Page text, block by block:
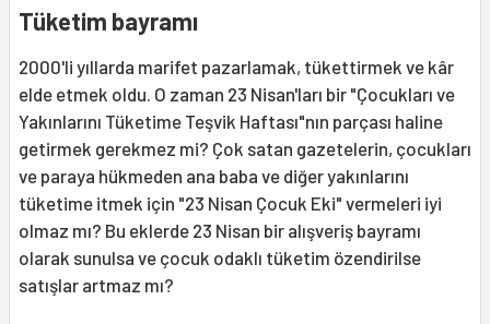
Tüketim bayramı
2000'li yıllarda marifet pazarlamak, tükettirmek ve kâr
elde etmek oldu. O zaman 23 Nisan'ları bir "Çocukları ve
Yakınlarını Tüketime Teşvik Haftası"nın parçası haline
getirmek gerekmez mi? Çok satan gazetelerin, çocukları
ve paraya hükmeden ana baba ve diğer yakınlarını
tüketime itmek için "23 Nisan Çocuk Eki" vermeleri iyi
olmaz mı? Bu eklerde 23 Nisan bir alışveriş bayramı
olarak sunulsa ve çocuk odaklı tüketim özendirilse
satışlar artmaz mı?